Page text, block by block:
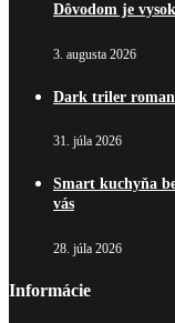
Dôvodom je
3. augusta 2026
Dark triler
31. júla 2026
Smart kuchyňa
vás
28. júla 2026
Informácie